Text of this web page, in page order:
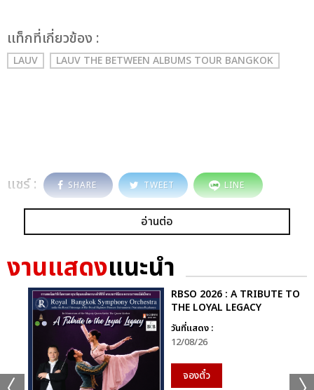
เเท็กที่เกี่ยวข้อง :
LAUV LAUV THE BETWEEN ALBUMS TOUR BANGKOK
แชร์ : SHARE TWEET LINE
อ่านต่อ
งานแสดงแนะนำ
RBSO 2026 : A TRIBUTE TO
THE LOYAL LEGACY
วันที่แสดง :
12/08/26
จองตั๋ว